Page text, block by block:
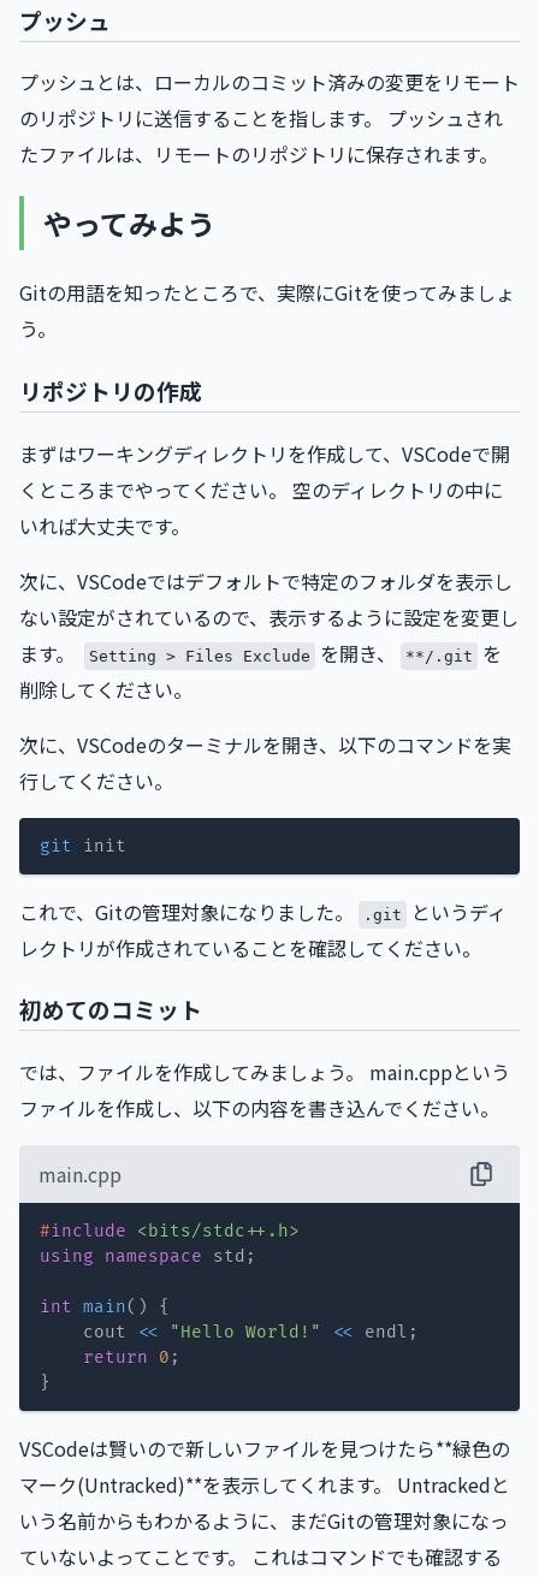
プッシュ
プッシュとは、ローカルのコミット済みの変更をリモート
のリポジトリに送信することを指します。 プッシュされ
たファイルは、リモートのリポジトリに保存されます。
やってみよう
Gitの用語を知ったところで、実際にGitを使ってみましょ
う。
リポジトリの作成
まずはワーキングディレクトリを作成して、VSCodeで開
くところまでやってください。 空のディレクトリの中に
いれば大丈夫です。
次に、VSCodeではデフォルトで特定のフォルダを表示し
ない設定がされているので、表示するように設定を変更し
ます。
Setting > Files Exclude を開き、 **/.git
を
削除してください。
次に、VSCodeのターミナルを開き、以下のコマンドを実
行してください。
git
これで、Gitの管理対象になりました。 .git
というディ
レクトリが作成されていることを確認してください。
初めてのコミット
では、ファイルを作成してみましょう。 main.cppという
ファイルを作成し、以下の内容を書き込んでください。
main.cpp
#include
<bits/stdc++.h>
using
namespace std ;
int main( )
{
    cout
<< "Hello World!" << endl ;
return
0 ;
}
VSCodeは賢いので新しいファイルを見つけたら**緑色の
マーク(Untracked)**を表示してくれます。 Untrackedと
いう名前からもわかるように、まだGitの管理対象になっ
ていないよってことです。 これはコマンドでも確認する